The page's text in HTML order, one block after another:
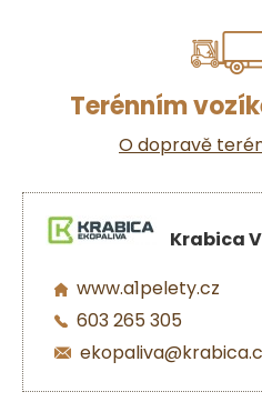
Terénním
O dopravě
Krabica
www.a1pelety.cz
603 265 305